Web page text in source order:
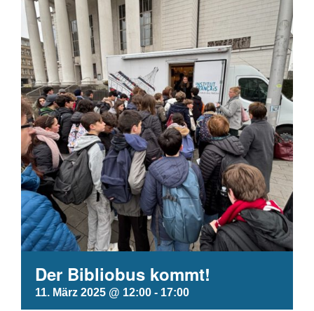
Der Bibliobus kommt!
11. März 2025 @ 12:00 - 17:00